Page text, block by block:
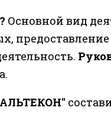
Основной вид